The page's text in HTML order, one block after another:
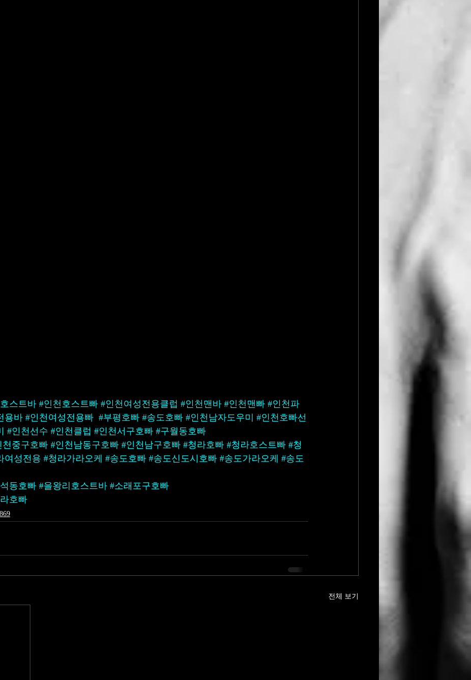
스트바 #인천호스트빠 #인천여성전용클럽 #인천맨바 #인천맨빠 #인천파
용바 #인천여성전용빠 #부평호빠 #송도호빠 #인천남자도우미
#인천호빠선
#인천선수 #인천클럽 #인천서구호빠 #구월동호빠
천중구호빠 #인천남동구호빠 #인천남구호빠 #청라호빠 #청라호스트빠 #청
여성전용 #청라가라오케 #송도호빠 #송도신도시호빠 #송도가라오케 #송도
동호빠 #을왕리호스트바 #소래포구호빠
호빠
전체 보기